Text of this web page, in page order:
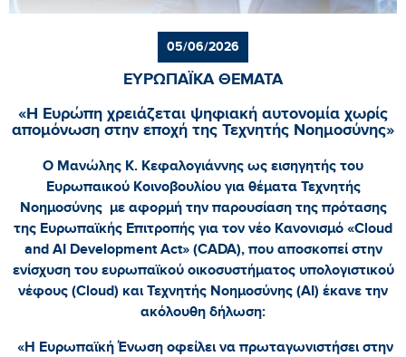
05/06/2026
ΕΥΡΩΠΑΪΚΑ ΘΕΜΑΤΑ
«Η Ευρώπη χρειάζεται ψηφιακή αυτονομία χωρίς
απομόνωση στην εποχή της Τεχνητής Νοημοσύνης»
Ο Μανώλης Κ. Κεφαλογιάννης ως εισηγητής του
Ευρωπαικού Κοινοβουλίου για θέματα Τεχνητής
Νοημοσύνης με αφορμή την παρουσίαση της πρότασης
της Ευρωπαϊκής Επιτροπής για τον νέο Κανονισμό «Cloud
and AI Development Act» (CADA), που αποσκοπεί στην
ενίσχυση του ευρωπαϊκού οικοσυστήματος υπολογιστικού
νέφους (Cloud) και Τεχνητής Νοημοσύνης (AI) έκανε την
ακόλουθη δήλωση:
«Η Ευρωπαϊκή Ένωση οφείλει να πρωταγωνιστήσει στην